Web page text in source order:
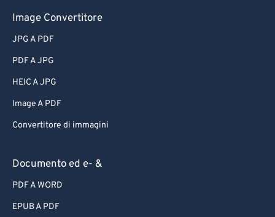
Image Convertitore
JPG A PDF
PDF A JPG
HEIC A JPG
Image A PDF
Convertitore di immagini
Documento ed e- &
PDF A WORD
EPUB A PDF